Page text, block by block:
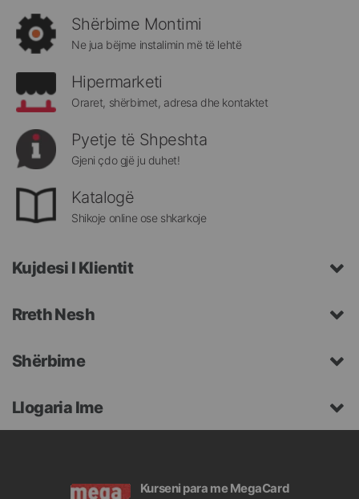
rreth
Megatek:
Shërbime Montimi
Ne jua bëjme instalimin më të lehtë
Hipermarketi
Oraret, shërbimet, adresa dhe kontaktet
Pyetje të Shpeshta
Gjeni çdo gjë ju duhet!
Katalogë
Shikoje online ose shkarkoje
Kujdesi I Klientit
Rreth Nesh
Shërbime
Llogaria Ime
Kurseni para me MegaCard